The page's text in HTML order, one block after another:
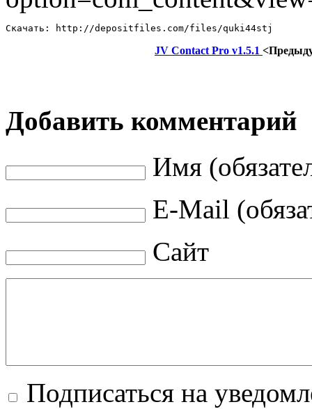
Скачать: http://depositfiles.com/files/quki44stj
JV Contact Pro v1.5.1
Добавить комментарий
Имя
E-Mail
Сайт
Подписаться на